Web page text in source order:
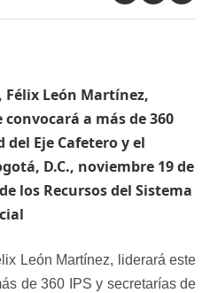
Félix León Martínez,
a más de 360
del Eje Cafetero y el
D.C., noviembre 19 de
los Recursos del Sistema
León Martínez, liderará este
de 360 IPS y secretarías de